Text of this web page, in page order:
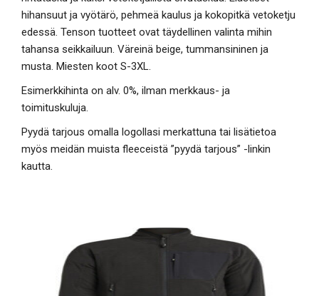
hihansuut ja vyötärö, pehmeä kaulus ja kokopitkä vetoketju
edessä. Tenson tuotteet ovat täydellinen valinta mihin
tahansa seikkailuun. Väreinä beige, tummansininen ja
musta. Miesten koot S-3XL.
Esimerkkihinta on alv. 0%, ilman merkkaus- ja
toimituskuluja.
Pyydä tarjous omalla logollasi merkattuna tai lisätietoa
myös meidän muista fleeceistä ”pyydä tarjous” -linkin
kautta.